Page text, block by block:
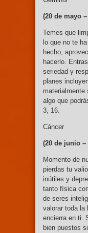
(20 de mayo –
Temes que
lo que no te
hecho,
hacerlo.
seriedad y
planes
materialmente
algo que
3, 16.
Cáncer
(20 de junio –
Momento de
pierdas tu
inútiles y
tanto física
de seres
valorar toda la
encierra en ti.
bien puestos